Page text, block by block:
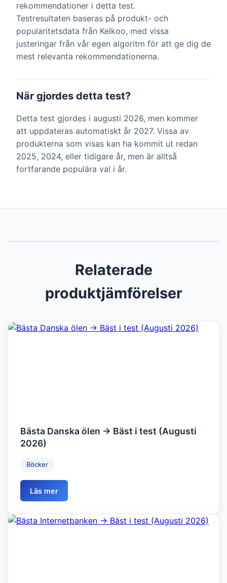
rekommendationer i detta test.
Testresultaten baseras på produkt- och
popularitetsdata från Kelkoo, med vissa
justeringar från vår egen algoritm för att ge dig de
mest relevanta rekommendationerna.
När gjordes detta test?
Detta test gjordes i augusti 2026, men kommer
att uppdateras automatiskt år 2027. Vissa av
produkterna som visas kan ha kommit ut redan
2025, 2024, eller tidigare år, men är alltså
fortfarande populära val i år.
Relaterade
produktjämförelser
Bästa Danska ölen → Bäst i test (Augusti
2026)
Böcker
Läs mer